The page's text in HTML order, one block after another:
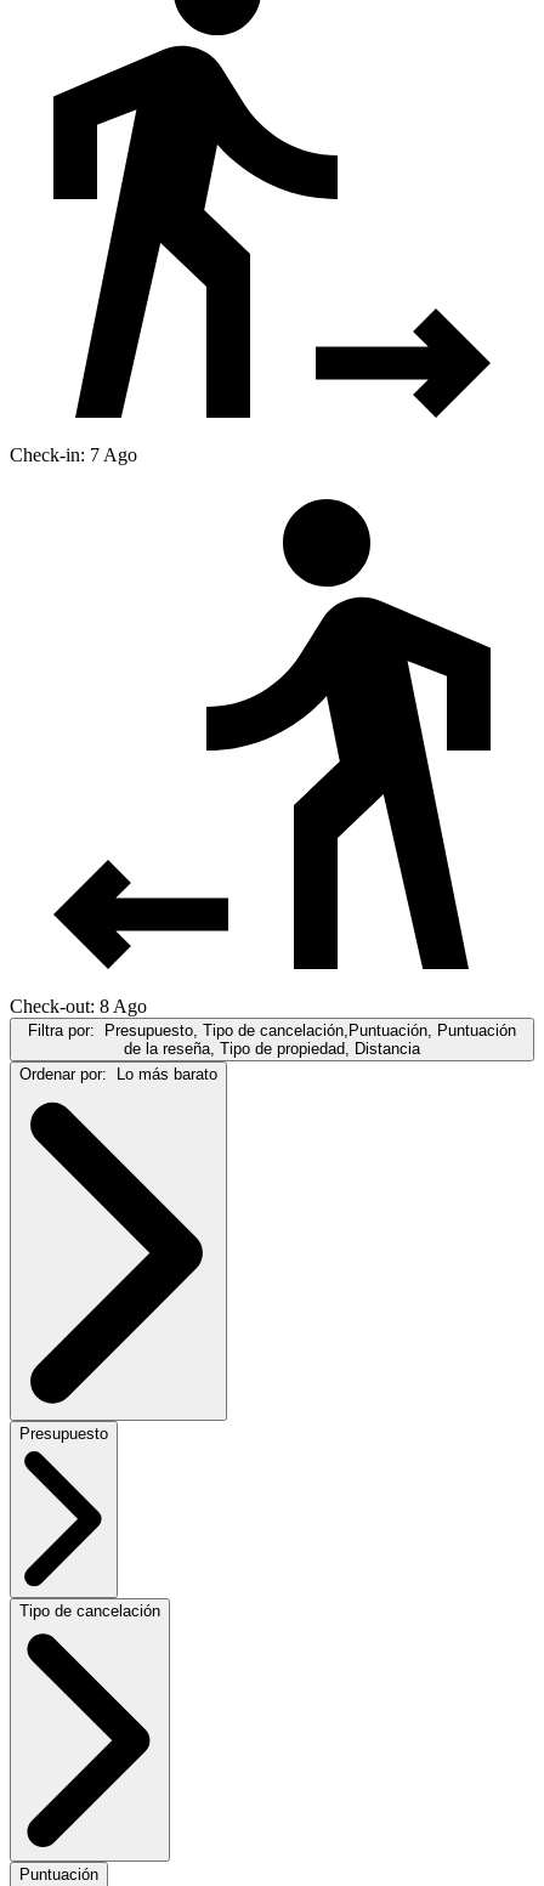
Check-in: 7 Ago
Check-out: 8 Ago
Filtra por:
Presupuesto, Tipo de cancelación,Puntuación, Puntuación
de la reseña, Tipo de propiedad, Distancia
Ordenar por:
Lo más barato
Presupuesto
Tipo de cancelación
Puntuación